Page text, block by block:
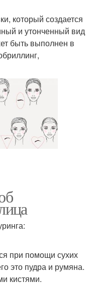
который создается
и утонченный вид
быть выполнен в
при помощи сухих
это пудра и румяна.
кистями.